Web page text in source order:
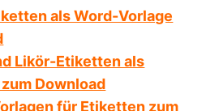
als Word-Vorlage
Likör-Etiketten als
Download
für Etiketten zum